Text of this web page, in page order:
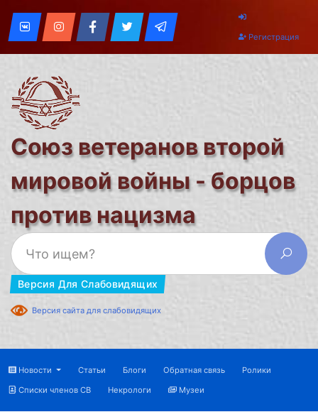
Регистрация
Союз ветеранов второй
мировой войны - борцов
против нацизма
Версия Для Слабовидящих
Версия сайта для слабовидящих
Новости Статьи Блоги Обратная связь
Ролики
Списки членов СВ
Некрологи Музеи